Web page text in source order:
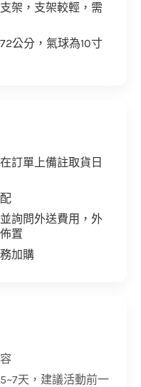
架，支架較輕，需
公分，氣球為10寸
訂單上備註取貨日
詢問外送費用，外
置
加購
天，建議活動前一